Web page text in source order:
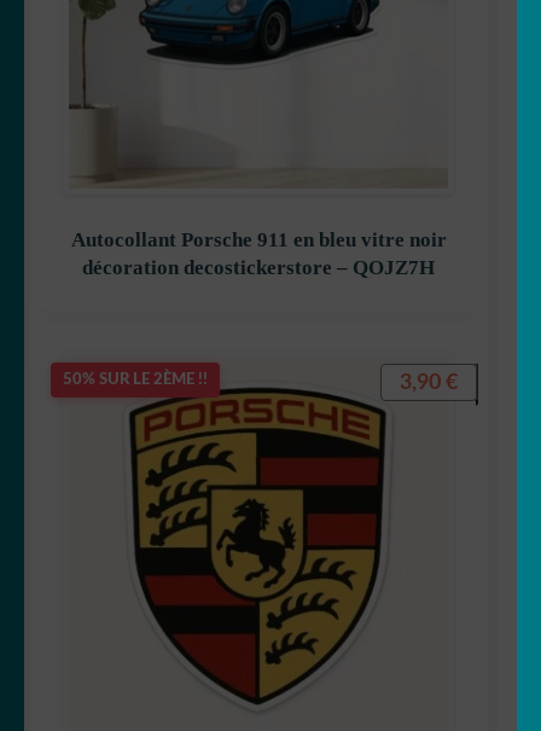
Autocollant Porsche 911 en bleu vitre noir
décoration decostickerstore – QOJZ7H
50% SUR LE 2ÈME !! 3,90 €